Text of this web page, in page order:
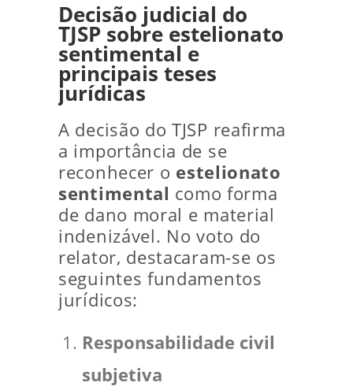
Decisão judicial do
TJSP sobre estelionato
sentimental e
principais teses
jurídicas
A decisão do TJSP reafirma
a importância de se
reconhecer o estelionato
sentimental como forma
de dano moral e material
indenizável. No voto do
relator, destacaram-se os
seguintes fundamentos
jurídicos:
Responsabilidade civil
subjetiva